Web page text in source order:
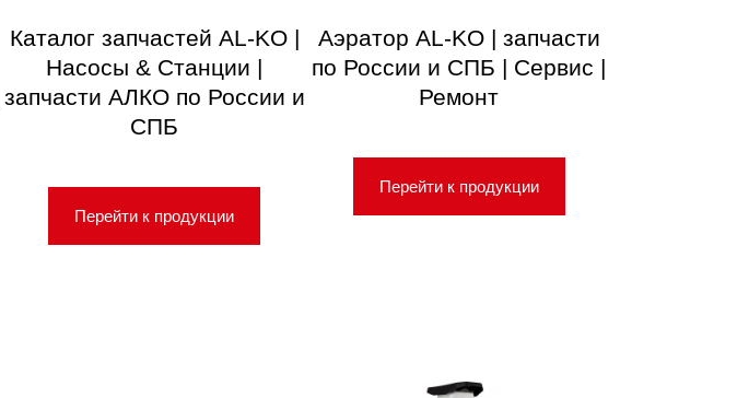
Каталог запчастей AL-KO |
Насосы & Станции |
запчасти АЛКО по России и
СПБ
Перейти к продукции
Аэратор AL-KO | запчасти
по России и СПБ | Сервис |
Ремонт
Перейти к продукции